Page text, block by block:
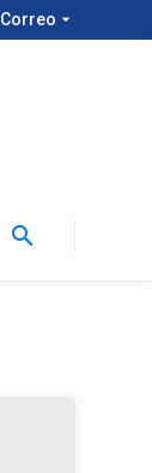
Correo arrow_drop_down
search